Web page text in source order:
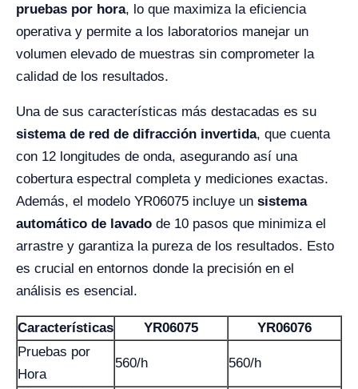
pruebas por hora, lo que maximiza la eficiencia
operativa y permite a los laboratorios manejar un
volumen elevado de muestras sin comprometer la
calidad de los resultados.
Una de sus características más destacadas es su
sistema de red de difracción invertida, que cuenta
con 12 longitudes de onda, asegurando así una
cobertura espectral completa y mediciones exactas.
Además, el modelo YR06075 incluye un sistema
automático de lavado de 10 pasos que minimiza el
arrastre y garantiza la pureza de los resultados. Esto
es crucial en entornos donde la precisión en el
análisis es esencial.
Características YR06075
YR06076
Pruebas por
Hora
560/h 560/h